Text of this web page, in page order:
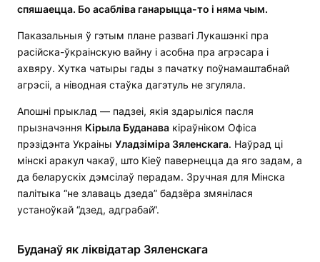
спяшаецца. Бо асабліва ганарыцца-то і няма чым.
Паказальныя ў гэтым плане развагі Лукашэнкі пра
расійска-ўкраінскую вайну і асобна пра агрэсара і
ахвяру. Хутка чатыры гады з пачатку поўнамаштабнай
агрэсіі, а ніводная стаўка дагэтуль не згуляла.
Апошні прыклад — падзеі, якія здарыліся пасля
прызначэння Кірыла Буданава кіраўніком Офіса
прэзідэнта Украіны Уладзіміра Зяленскага. Наўрад ці
мінскі аракул чакаў, што Кіеў павернецца да яго задам, а
да беларускіх дэмсілаў перадам. Зручная для Мінска
палітыка “не злаваць дзеда” бадзёра змянілася
устаноўкай “дзед, адграбай“.
Буданаў як ліквідатар Зяленскага